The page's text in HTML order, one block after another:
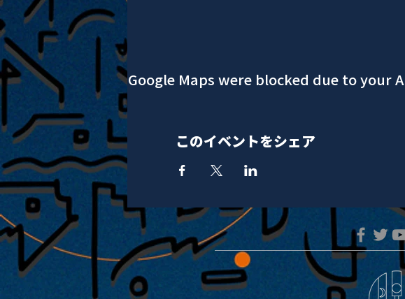
Google Maps were blocked due to your
このイベントをシェア